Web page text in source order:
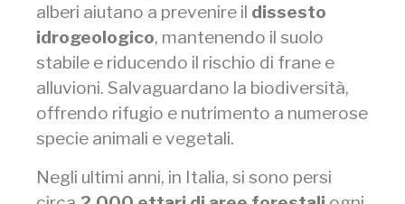
alberi aiutano a prevenire il dissesto
idrogeologico, mantenendo il suolo
stabile e riducendo il rischio di frane e
alluvioni. Salvaguardano la biodiversità,
offrendo rifugio e nutrimento a numerose
specie animali e vegetali.
Negli ultimi anni, in Italia, si sono persi